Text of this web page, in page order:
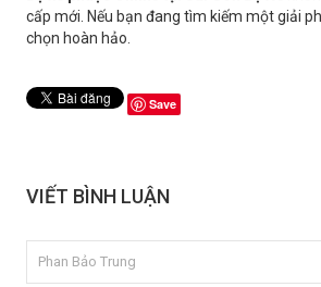
cấp mới. Nếu bạn đang tìm kiếm một giải
chọn hoàn hảo.
Save
VIẾT BÌNH LUẬN